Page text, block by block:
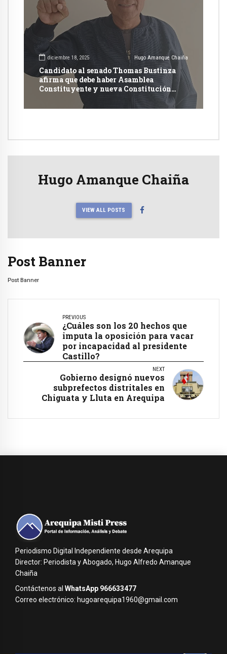
diciembre 18, 2025 Hugo Amanque Chaiña
Candidato al senado Thomas Bustinza
afirma que debe haber Asamblea
Constituyente y nueva Constitución
Hugo Amanque Chaiña
VIEW ALL POSTS
Post Banner
Post Banner
PREVIOUS
¿Cuáles son los 20 hechos que
imputa la oposición para vacar
por incapacidad al presidente
Castillo?
NEXT
Gobierno designó nuevos
subprefectos distritales en
Chiguata y Lluta en Arequipa
Periodismo Digital Independiente desde Arequipa
Director: Periodista y Abogado, Hugo Alfredo Amanque
Chaiña
Contáctenos al WhatsApp 966633477
Correo electrónico: hugoarequipa1960@gmail.com